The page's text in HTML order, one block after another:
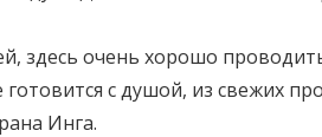
здесь очень хорошо
с душой, из свежих
Инга.